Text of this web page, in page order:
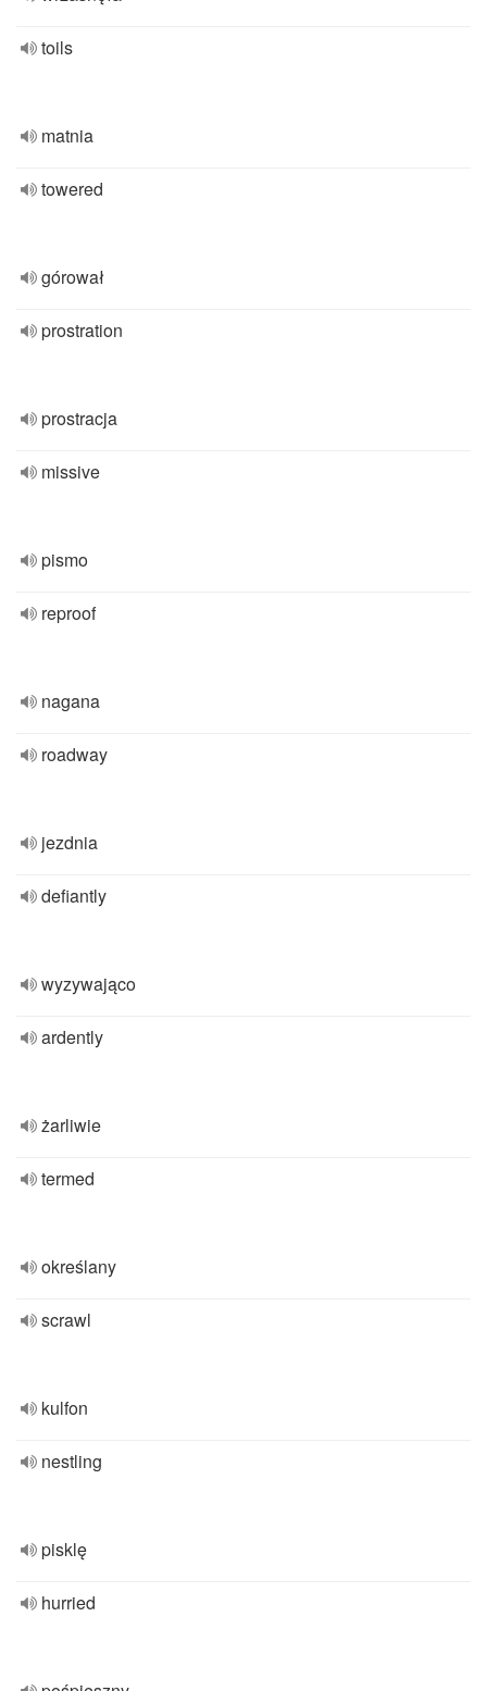
toils
matnia
towered
górował
prostration
prostracja
missive
pismo
reproof
nagana
roadway
jezdnia
defiantly
wyzywająco
ardently
żarliwie
termed
określany
scrawl
kulfon
nestling
pisklę
hurried